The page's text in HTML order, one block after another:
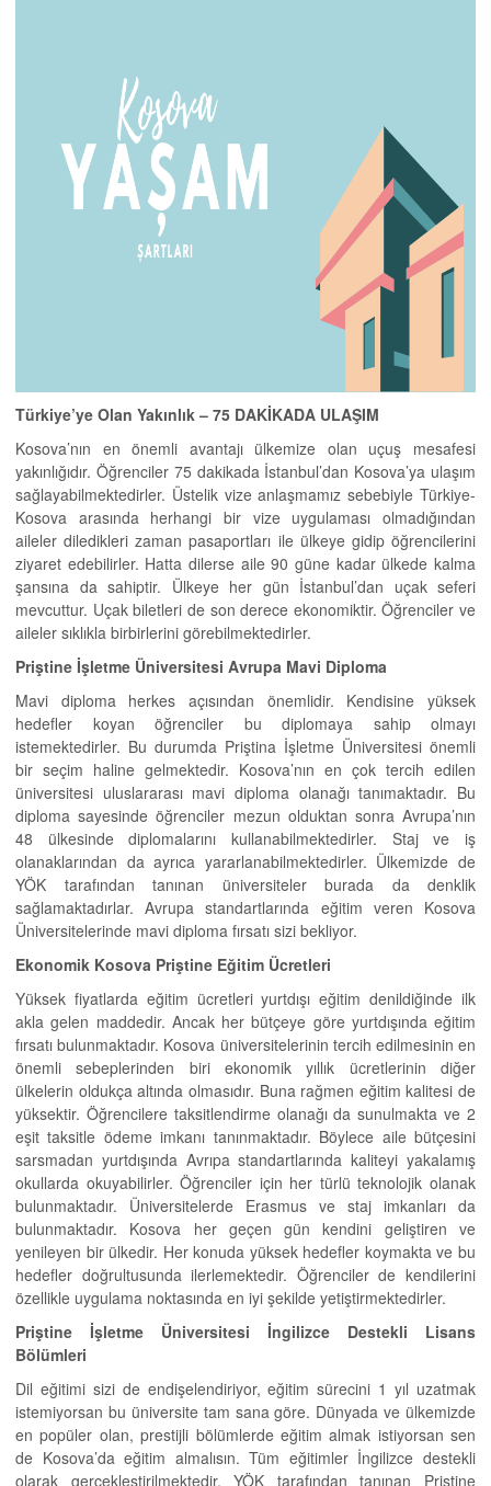
Türkiye’ye Olan Yakınlık – 75 DAKİKADA ULAŞIM
Kosova’nın en önemli avantajı ülkemize olan uçuş mesafesi
yakınlığıdır. Öğrenciler 75 dakikada İstanbul’dan Kosova’ya ulaşım
sağlayabilmektedirler. Üstelik vize anlaşmamız sebebiyle Türkiye-
Kosova arasında herhangi bir vize uygulaması olmadığından
aileler diledikleri zaman pasaportları ile ülkeye gidip öğrencilerini
ziyaret edebilirler. Hatta dilerse aile 90 güne kadar ülkede kalma
şansına da sahiptir. Ülkeye her gün İstanbul’dan uçak seferi
mevcuttur. Uçak biletleri de son derece ekonomiktir. Öğrenciler ve
aileler sıklıkla birbirlerini görebilmektedirler.
Priştine İşletme Üniversitesi Avrupa Mavi Diploma
Mavi diploma herkes açısından önemlidir. Kendisine yüksek
hedefler koyan öğrenciler bu diplomaya sahip olmayı
istemektedirler. Bu durumda Priştina İşletme Üniversitesi önemli
bir seçim haline gelmektedir. Kosova’nın en çok tercih edilen
üniversitesi uluslararası mavi diploma olanağı tanımaktadır. Bu
diploma sayesinde öğrenciler mezun olduktan sonra Avrupa’nın
48 ülkesinde diplomalarını kullanabilmektedirler. Staj ve iş
olanaklarından da ayrıca yararlanabilmektedirler. Ülkemizde de
YÖK tarafından tanınan üniversiteler burada da denklik
sağlamaktadırlar. Avrupa standartlarında eğitim veren Kosova
Üniversitelerinde mavi diploma fırsatı sizi bekliyor.
Ekonomik Kosova Priştine Eğitim Ücretleri
Yüksek fiyatlarda eğitim ücretleri yurtdışı eğitim denildiğinde ilk
akla gelen maddedir. Ancak her bütçeye göre yurtdışında eğitim
fırsatı bulunmaktadır. Kosova üniversitelerinin tercih edilmesinin en
önemli sebeplerinden biri ekonomik yıllık ücretlerinin diğer
ülkelerin oldukça altında olmasıdır. Buna rağmen eğitim kalitesi de
yüksektir. Öğrencilere taksitlendirme olanağı da sunulmakta ve 2
eşit taksitle ödeme imkanı tanınmaktadır. Böylece aile bütçesini
sarsmadan yurtdışında Avrıpa standartlarında kaliteyi yakalamış
okullarda okuyabilirler. Öğrenciler için her türlü teknolojik olanak
bulunmaktadır. Üniversitelerde Erasmus ve staj imkanları da
bulunmaktadır. Kosova her geçen gün kendini geliştiren ve
yenileyen bir ülkedir. Her konuda yüksek hedefler koymakta ve bu
hedefler doğrultusunda ilerlemektedir. Öğrenciler de kendilerini
özellikle uygulama noktasında en iyi şekilde yetiştirmektedirler.
Priştine İşletme Üniversitesi İngilizce Destekli Lisans
Bölümleri
Dil eğitimi sizi de endişelendiriyor, eğitim sürecini 1 yıl uzatmak
istemiyorsan bu üniversite tam sana göre. Dünyada ve ülkemizde
en popüler olan, prestijli bölümlerde eğitim almak istiyorsan sen
de Kosova’da eğitim almalısın. Tüm eğitimler İngilizce destekli
olarak gerçekleştirilmektedir. YÖK tarafından tanınan Priştine